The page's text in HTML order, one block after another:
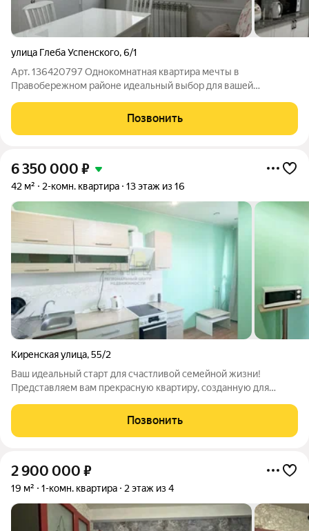
улица Глеба Успенского,6/1
Арт. 136420797 Однокомнатная квартира мечты в
Правобережном районе идеальный выбор для вашей
и теплую однокомнатную квартиру площадью 54,6 м на 6
этаже 10-этажного дома 2015 года постройки. Что
Позвонить
6 350 000 ₽
42 м² 2-комн. квартира 13 этаж из 16
Киренская улица,55/2
Ваш идеальный старт для счастливой семейной жизни!
Представляем вам прекрасную квартиру, созданную для
деталь.Эргономичная планировка, где каждый метр
используется максимально эффективно. Идеально
Позвонить
2 900 000 ₽
19 м² 1-комн. квартира 2 этаж из 4